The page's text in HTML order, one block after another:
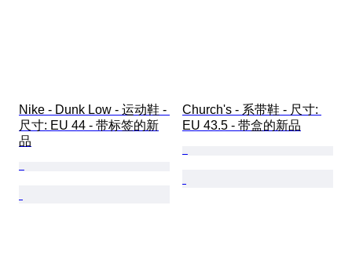
Nike - Dunk Low - 运动鞋 -
尺寸: EU 44 - 带标签的新
品
Church's - 系带鞋 - 尺寸:
EU 43.5 - 带盒的新品